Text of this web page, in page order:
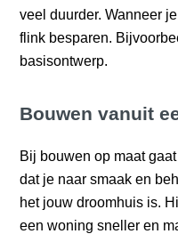
veel duurder. Wanneer
flink besparen.
basisontwerp.
Bouwen vanuit
Bij bouwen op maat
dat je naar smaak en
het jouw droomhuis is.
een woning sneller en